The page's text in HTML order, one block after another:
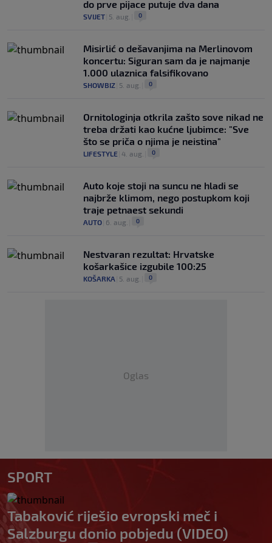
do prve pijace putuje dva dana
SVIJET 5. aug. 0
Misirlić o dešavanjima na Merlinovom
koncertu: Siguran sam da je najmanje
1.000 ulaznica falsifikovano
SHOWBIZ 5. aug. 0
Ornitologinja otkrila zašto sove nikad ne
treba držati kao kućne ljubimce: "Sve
što se priča o njima je neistina"
LIFESTYLE 4. aug. 0
Auto koje stoji na suncu ne hladi se
najbrže klimom, nego postupkom koji
traje petnaest sekundi
AUTO 6. aug. 0
Nestvaran rezultat: Hrvatske
košarkašice izgubile 100:25
KOŠARKA 5. aug. 0
Oglas
SPORT
Tabaković riješio evropski meč i
Salzburgu donio pobjedu (VIDEO)